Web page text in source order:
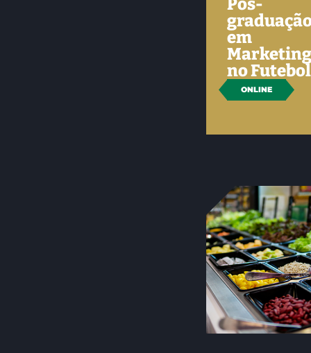
Pós-
em
no Futebol
ONLINE